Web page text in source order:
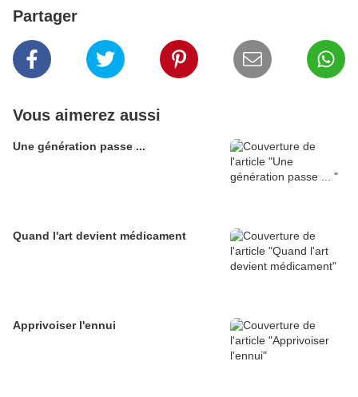
Partager
Vous aimerez aussi
Une génération passe ...
Quand l'art devient médicament
Apprivoiser l'ennui